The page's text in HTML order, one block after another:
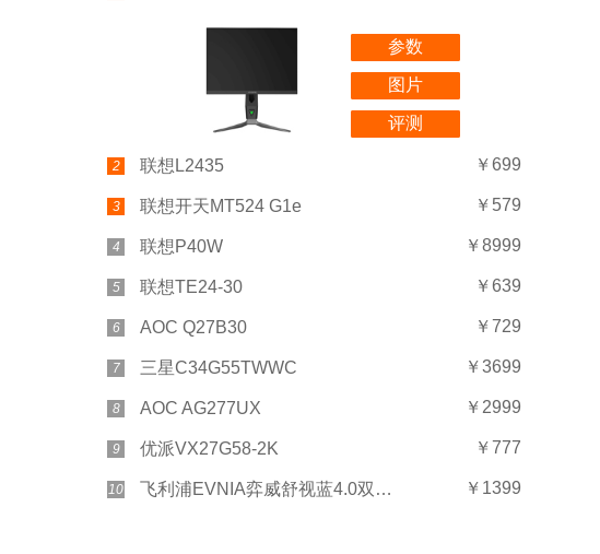
参数
图片
评测
2 联想L2435 ￥699
3 联想开天MT524 G1e ￥579
4 联想P40W ￥8999
5 联想TE24-30 ￥639
6 AOC Q27B30 ￥729
7 三星C34G55TWWC ￥3699
8 AOC AG277UX ￥2999
9 优派VX27G58-2K ￥777
10 飞利浦EVNIA弈威舒视蓝4.0双核电竞显示器27M2N5501UK ￥1399